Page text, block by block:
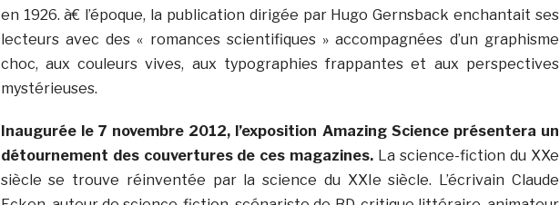
en 1926. à€ l’époque, la publication dirigée par Hugo Gernsback enchantait ses
lecteurs avec des « romances scientifiques » accompagnées d’un graphisme
choc, aux couleurs vives, aux typographies frappantes et aux perspectives
mystérieuses.
Inaugurée le 7 novembre 2012, l’exposition Amazing Science présentera un
détournement des couvertures de ces magazines. La science-fiction du XXe
siècle se trouve réinventée par la science du XXIe siècle. L’écrivain Claude